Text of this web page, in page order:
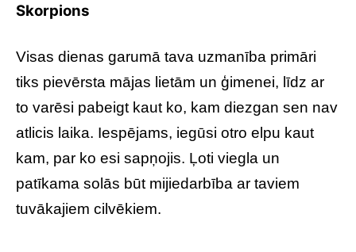
Skorpions
Visas dienas garumā tava uzmanība primāri
tiks pievērsta mājas lietām un ģimenei, līdz ar
to varēsi pabeigt kaut ko, kam diezgan sen nav
atlicis laika. Iespējams, iegūsi otro elpu kaut
kam, par ko esi sapņojis. Ļoti viegla un
patīkama solās būt mijiedarbība ar taviem
tuvākajiem cilvēkiem.